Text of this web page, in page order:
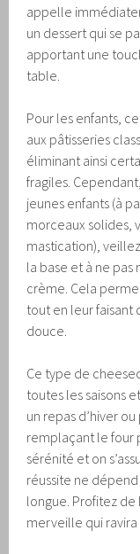
appelle
un dessert qui se
apportant une
table.
Pour les enfants,
aux pâtisseries
éliminant ainsi
fragiles.
jeunes enfants (à
morceaux solides,
mastication),
la base et à ne
crème. Cela
tout en leur
douce.
Ce type de
toutes les saisons
un repas d’hiver
remplaçant le four
sérénité et on
réussite ne
longue. Profitez
merveille qui ravira